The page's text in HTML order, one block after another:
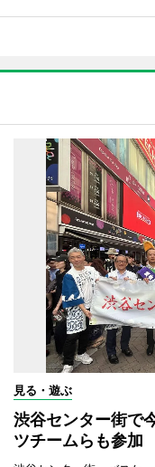
見る・遊ぶ
渋谷センター街で
ツチームらも参加